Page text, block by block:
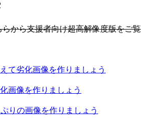
から支援者向け超高解像度版をご覧
て劣化画像を作りましょう
画像を作りましょう
りの画像を作りましょう